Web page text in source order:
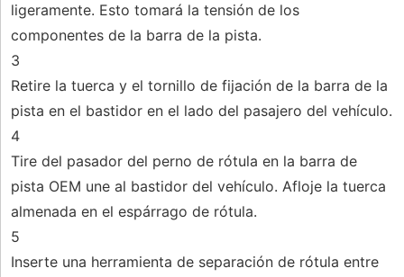
ligeramente. Esto tomará la tensión de los
componentes de la barra de la pista.
3
Retire la tuerca y el tornillo de fijación de la barra de la
pista en el bastidor en el lado del pasajero del vehículo.
4
Tire del pasador del perno de rótula en la barra de
pista OEM une al bastidor del vehículo. Afloje la tuerca
almenada en el espárrago de rótula.
5
Inserte una herramienta de separación de rótula entre